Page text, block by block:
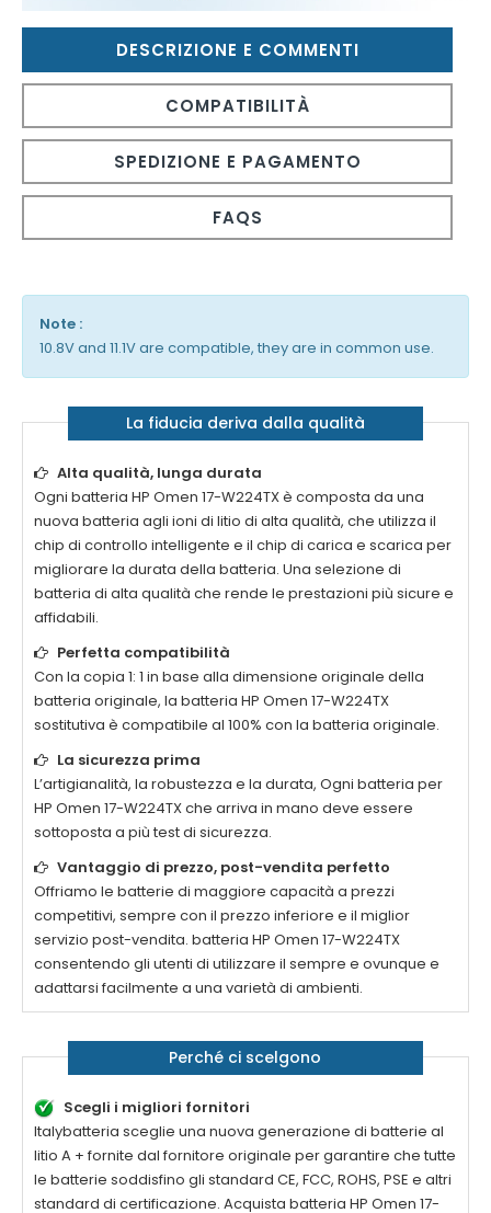
DESCRIZIONE E COMMENTI
COMPATIBILITÀ
SPEDIZIONE E PAGAMENTO
FAQS
Note :
10.8V and 11.1V are compatible, they are in common use.
La fiducia deriva dalla qualità
Alta qualità, lunga durata
Ogni batteria HP Omen 17-W224TXè composta da una
nuova batteria agli ioni di litio di alta qualità, che utilizza il
chip di controllo intelligente e il chip di carica e scarica per
migliorare la durata della batteria. Una selezione di
batteria di alta qualità che rende le prestazioni più sicure e
affidabili.
Perfetta compatibilità
Con la copia 1: 1 in base alla dimensione originale della
batteria originale, la batteria HP Omen 17-W224TX
sostitutiva è compatibile al 100% con la batteria originale.
La sicurezza prima
L’artigianalità, la robustezza e la durata, Ogni batteria per
HP Omen 17-W224TXche arriva in mano deve essere
sottoposta a più test di sicurezza.
Vantaggio di prezzo, post-vendita perfetto
Offriamo le batterie di maggiore capacità a prezzi
competitivi, sempre con il prezzo inferiore e il miglior
servizio post-vendita. batteria HP Omen 17-W224TX
consentendo gli utenti di utilizzare il sempre e ovunque e
adattarsi facilmente a una varietà di ambienti.
Perché ci scelgono
Scegli i migliori fornitori
Italybatteria sceglie una nuova generazione di batterie al
litio A + fornite dal fornitore originale per garantire che tutte
le batterie soddisfino gli standard CE, FCC, ROHS, PSE e altri
standard di certificazione. Acquista batteria HP Omen 17-